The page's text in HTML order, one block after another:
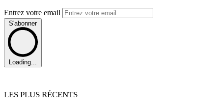
Entrez votre email
S'abonner
Loading...
LES PLUS RÉCENTS